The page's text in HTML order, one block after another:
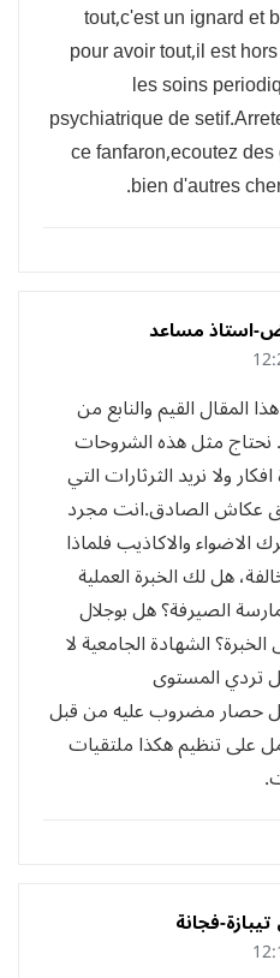
tout,c'est un ignard et
pour avoir tout,il est
les soins
psychiatrique de
ce fanfaron,ecoutez
bien d'autres
استاذ مساعد
القيم والنابع من
نحتاج مثل هذه الشروحات
ولا نريد الثرثارات التي
عكاش الصادق.انت مجرد
الاضواء والاكاذيب فلماذا
هل لك الخبرة العملية
الصيرفة؟ هل بوجلال
الشهادة الجامعية لا
تردي المستوى
حصار مضروب عليه من قبل
على تنظيم هكذا ملتقيات
فجانة